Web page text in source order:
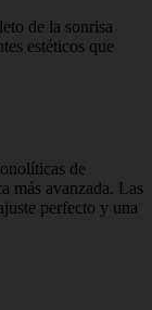
de la sonrisa
estéticos que
de
más avanzada. Las
perfecto y una